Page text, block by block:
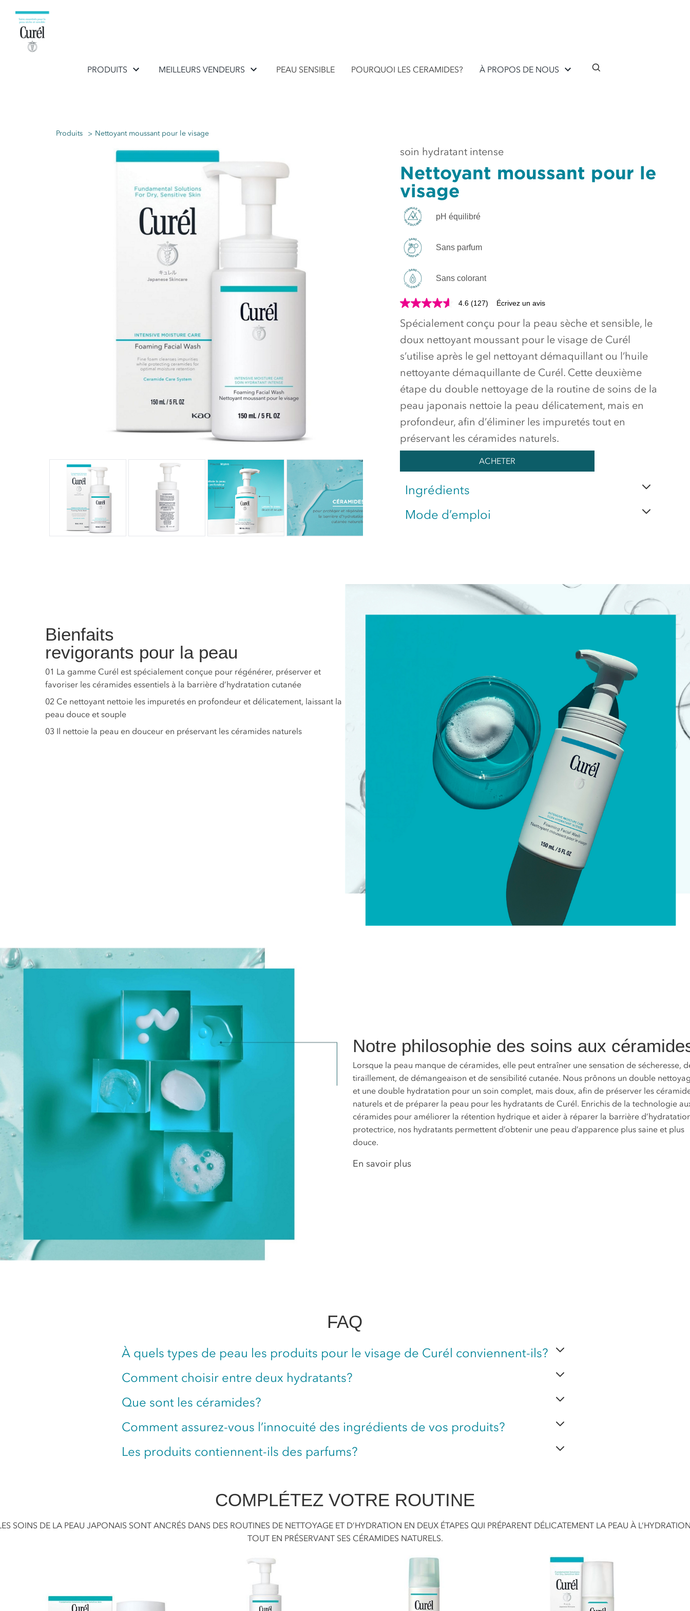
PRODUITS MEILLEURS VENDEURS PEAU SENSIBLE POURQUOI LES CERAMIDES? À PROPOS DE NOUS
Produits Nettoyant moussant pour le visage
soin hydratant intense
Nettoyant moussant pour le
visage
pH équilibré
Sans parfum
Sans colorant
4.6 (127) Écrivez un avis
Spécialement conçu pour la peau sèche et sensible, le
doux nettoyant moussant pour le visage de Curél
s’utilise après le gel nettoyant démaquillant ou l’huile
nettoyante démaquillante de Curél. Cette deuxième
étape du double nettoyage de la routine de soins de la
peau japonais nettoie la peau délicatement, mais en
profondeur, afin d’éliminer les impuretés tout en
préservant les céramides naturels.
ACHETER
Ingrédients
Mode d’emploi
Bienfaits
revigorants pour la peau
01 La gamme Curél est spécialement conçue pour régénérer, préserver et
favoriser les céramides essentiels à la barrière d’hydratation cutanée
02 Ce nettoyant nettoie les impuretés en profondeur et délicatement, laissant la
peau douce et souple
03 Il nettoie la peau en douceur en préservant les céramides naturels
Notre philosophie des soins aux
Lorsque la peau manque de céramides, elle peut entraîner une sensation de sécheresse,
tiraillement, de démangeaison et de sensibilité cutanée. Nous prônons un double
et une double hydratation pour un soin complet, mais doux, afin de préserver les
naturels et de préparer la peau pour les hydratants de Curél. Enrichis de la technologie
céramides pour améliorer la rétention hydrique et aider à réparer la barrière
protectrice, nos hydratants permettent d’obtenir une peau d’apparence plus saine et plus
douce.
En savoir plus
FAQ
À quels types de peau les produits pour le visage de Curél conviennent-ils?
Comment choisir entre deux hydratants?
Que sont les céramides?
Comment assurez-vous l’innocuité des ingrédients de vos produits?
Les produits contiennent-ils des parfums?
COMPLÉTEZ VOTRE ROUTINE
SOINS DE LA PEAU JAPONAIS SONT ANCRÉS DANS DES ROUTINES DE NETTOYAGE ET D’HYDRATION EN DEUX ÉTAPES QUI PRÉPARENT DÉLICATEMENT LA PEAU À
TOUT EN PRÉSERVANT SES CÉRAMIDES NATURELS.